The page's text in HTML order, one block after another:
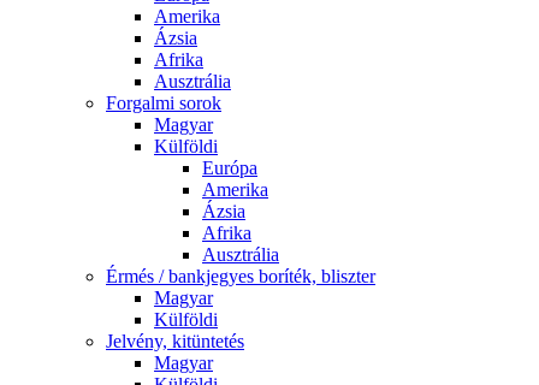
Amerika
Ázsia
Afrika
Ausztrália
Forgalmi sorok
Magyar
Külföldi
Európa
Amerika
Ázsia
Afrika
Ausztrália
Érmés / bankjegyes boríték, bliszter
Magyar
Külföldi
Jelvény, kitüntetés
Magyar